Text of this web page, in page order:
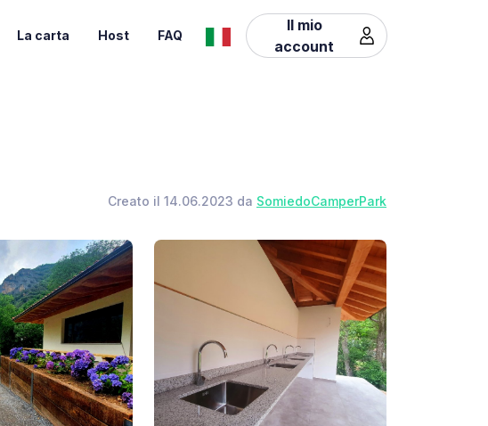
La carta Host FAQ
Il mio
account
Creato il 14.06.2023 da SomiedoCamperPark